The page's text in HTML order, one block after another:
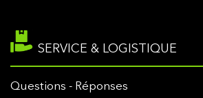
SERVICE & LOGISTIQUE
Questions - Réponses